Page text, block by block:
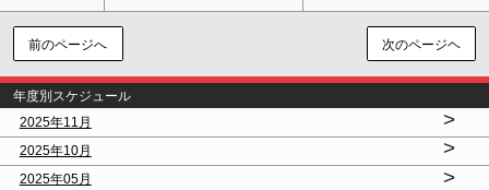
前のページへ 次のページヘ
年度別スケジュール
2025年11月
>
2025年10月 >
2025年05月 >